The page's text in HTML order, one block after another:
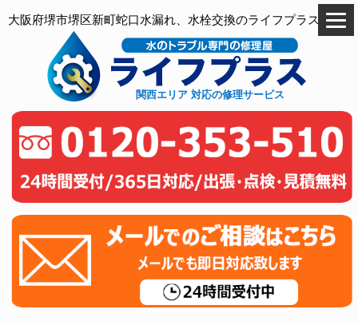
大阪府堺市堺区新町蛇口水漏れ、水栓交換のライフプラス
関西エリア 対応の修理サービス